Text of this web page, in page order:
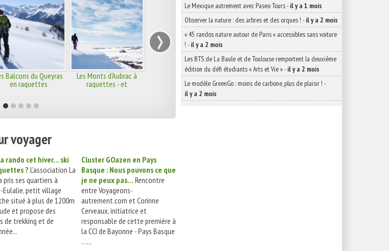
Balcons du Queyras
en raquettes
Les Monts d'Aubrac à
raquettes - et
›
voyager
rando cet hiver... ski
? L'association La
pris ses quartiers à
Eulalie, petit village
situé à plus de 1200m
et propose des
de trekking et de
Cluster GOazen en Pays
Basque : Nous pouvons ce que
je ne peux pas… Rencontre
entre Voyageons-
autrement.com et Corinne
Cerveaux, initiatrice et
responsable de cette première à
la CCI de Bayonne - Pays Basque
…...
Le Mexique autrement avec Paseo Tours-il y a 1 mois
Observer la nature : des arbres et des orques ! -il y a 2 mois
« 45 randos nature autour de Paris » accessibles sans voiture
! -il y a 2 mois
Les BTS de La Baule et de Toulouse remportent la deuxième
édition du défi étudiants « Arts et Vie »-il y a 2 mois
Le modèle GreenGo : moins de carbone, plus de plaisir ! -
il y a 2 mois